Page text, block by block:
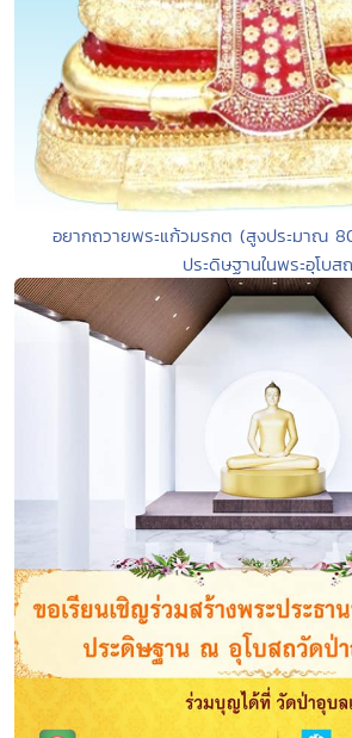
อยากถวายพระแก้วมรกต (สูงประมาณ
ประดิษฐานในพระอุโบสถ